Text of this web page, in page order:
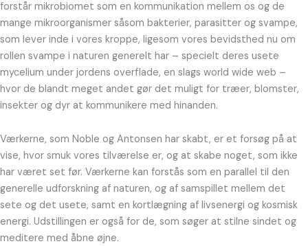
forstår mikrobiomet som en kommunikation mellem os og de
mange mikroorganismer såsom bakterier, parasitter og svampe,
som lever inde i vores kroppe, ligesom vores bevidsthed nu om
rollen svampe i naturen generelt har – specielt deres usete
mycelium under jordens overflade, en slags world wide web –
hvor de blandt meget andet gør det muligt for træer, blomster,
insekter og dyr at kommunikere med hinanden.
Værkerne, som Noble og Antonsen har skabt, er et forsøg på at
vise, hvor smuk vores tilværelse er, og at skabe noget, som ikke
har været set før. Værkerne kan forstås som en parallel til den
generelle udforskning af naturen, og af samspillet mellem det
sete og det usete, samt en kortlægning af livsenergi og kosmisk
energi. Udstillingen er også for de, som søger at stilne sindet og
meditere med åbne øjne.